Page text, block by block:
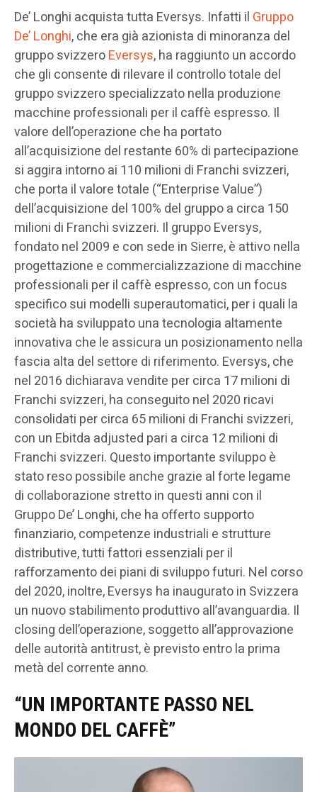
De’ Longhi acquista tutta Eversys. Infatti il Gruppo
De’ Longhi, che era già azionista di minoranza del
gruppo svizzeroEversys, ha raggiunto un accordo
che gli consente di rilevare il controllo totale del
gruppo svizzero specializzato nella produzione
macchine professionali per il caffè espresso. Il
valore dell’operazione che ha portato
all’acquisizione del restante 60% di partecipazione
si aggira intorno ai 110 milioni di Franchi svizzeri,
che porta il valore totale (“Enterprise Value”)
dell’acquisizione del 100% del gruppo a circa 150
milioni di Franchi svizzeri. Il gruppo Eversys,
fondato nel 2009 e con sede in Sierre, è attivo nella
progettazione e commercializzazione di macchine
professionali per il caffè espresso, con un focus
specifico sui modelli superautomatici, per i quali la
società ha sviluppato una tecnologia altamente
innovativa che le assicura un posizionamento nella
fascia alta del settore di riferimento. Eversys, che
nel 2016 dichiarava vendite per circa 17 milioni di
Franchi svizzeri, ha conseguito nel 2020 ricavi
consolidati per circa 65 milioni di Franchi svizzeri,
con un Ebitda adjusted pari a circa 12 milioni di
Franchi svizzeri. Questo importante sviluppo è
stato reso possibile anche grazie al forte legame
di collaborazione stretto in questi anni con il
Gruppo De’ Longhi, che ha offerto supporto
finanziario, competenze industriali e strutture
distributive, tutti fattori essenziali per il
rafforzamento dei piani di sviluppo futuri. Nel corso
del 2020, inoltre, Eversys ha inaugurato in Svizzera
un nuovo stabilimento produttivo all’avanguardia. Il
closing dell’operazione, soggetto all’approvazione
delle autorità antitrust, è previsto entro la prima
metà del corrente anno.
“UN IMPORTANTE PASSO NEL
MONDO DEL CAFFÈ”